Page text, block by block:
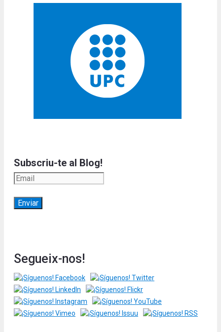
Subscriu-te al Blog!
Segueix-nos!